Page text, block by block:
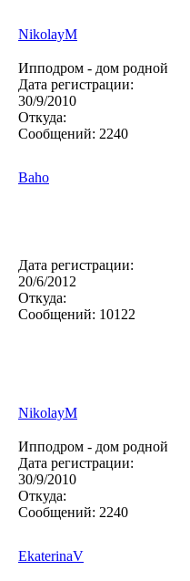
NikolayM
Ипподром - дом родной
Дата регистрации:
30/9/2010
Откуда:
Сообщений: 2240
Baho
Дата регистрации:
20/6/2012
Откуда:
Сообщений: 10122
NikolayM
Ипподром - дом родной
Дата регистрации:
30/9/2010
Откуда:
Сообщений: 2240
EkaterinaV